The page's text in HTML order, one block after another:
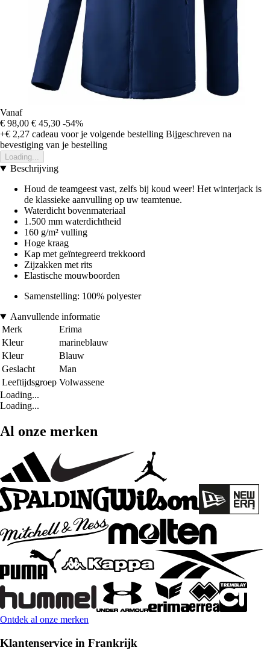
Vanaf
€ 98,00 € 45,30 -54%
+€ 2,27 cadeau voor je volgende bestelling Bijgeschreven na
bevestiging van je bestelling
Loading...
Beschrijving
Houd de teamgeest vast, zelfs bij koud weer! Het winterjack is
de klassieke aanvulling op uw teamtenue.
Waterdicht bovenmateriaal
1.500 mm waterdichtheid
160 g/m² vulling
Hoge kraag
Kap met geïntegreerd trekkoord
Zijzakken met rits
Elastische mouwboorden
Samenstelling: 100% polyester
Aanvullende informatie
Merk
Erima
Kleur
marineblauw
Kleur
Blauw
Geslacht
Man
Leeftijdsgroep Volwassene
Loading...
Loading...
Al onze merken
Ontdek al onze merken
Klantenservice in Frankrijk